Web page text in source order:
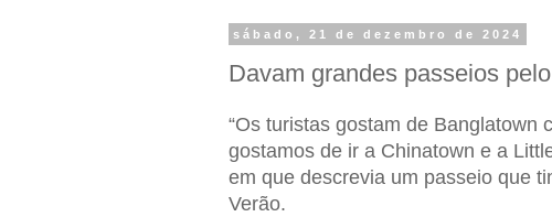
sábado, 21 de dezembro de 2024
Davam grandes passeios
“Os turistas gostam de Banglatown
gostamos de ir a Chinatown e a
em que descrevia um passeio que
Verão.